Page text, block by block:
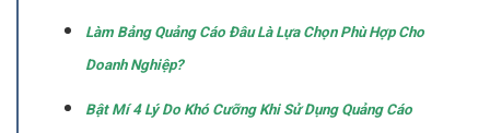
Làm Bảng Quảng Cáo Đâu Là Lựa Chọn Phù Hợp Cho
Doanh Nghiệp?
Bật Mí 4 Lý Do Khó Cưỡng Khi Sử Dụng Quảng Cáo